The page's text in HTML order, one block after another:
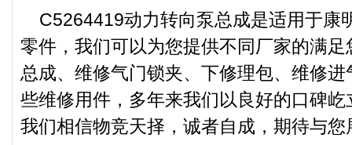
C5264419动力转向泵总成是适用于康
零件，我们可以为您提供不同厂家的满
总成、维修气门锁夹、下修理包、维修
些维修用件，多年来我们以良好的口碑
我们相信物竞天择，诚者自成，期待与